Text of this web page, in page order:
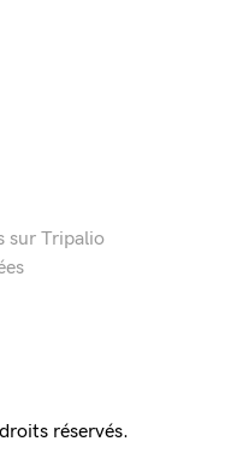
sur Tripalio
réservés.